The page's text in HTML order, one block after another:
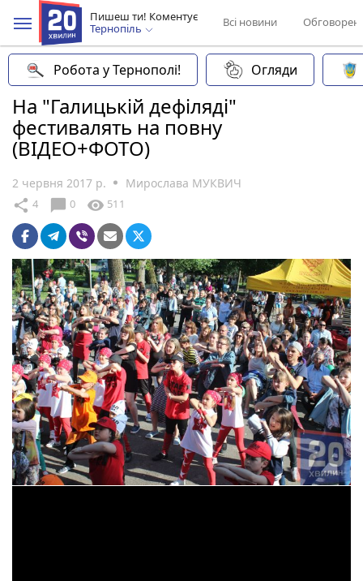
Пишеш ти! Коментує
Тернопіль
Всі новини
Робота у Тернополі! Огляди
На "Галицькій дефіляді"
фестивалять на повну
(ВІДЕО+ФОТО)
2 червня 2017 р. Мирослава МУКВИЧ
share 4 chat_bubble 0 visibility 511